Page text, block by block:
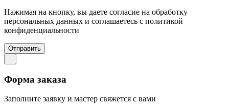
Нажимая на кнопку, вы даете согласие на обработку
персональных данных и соглашаетесь c политикой
конфиденциальности
Отправить
Форма заказа
Заполните заявку и мастер свяжется с вами